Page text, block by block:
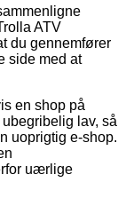
ATV
du gennemfører
side med at
en shop på
lav, så
uoprigtig e-shop.
uærlige